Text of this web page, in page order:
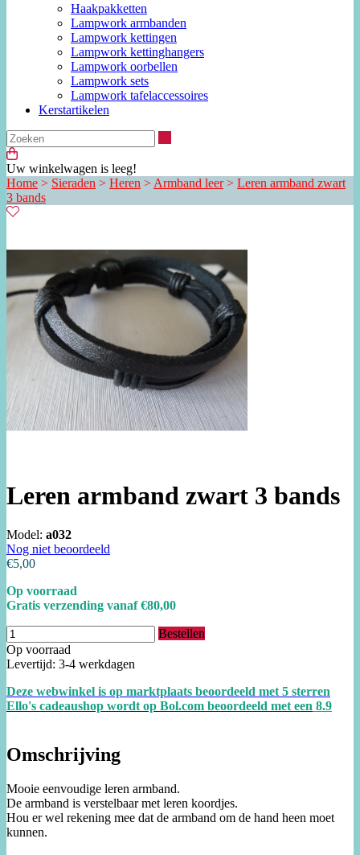
Haakpakketten
Lampwork armbanden
Lampwork kettingen
Lampwork kettinghangers
Lampwork oorbellen
Lampwork sets
Lampwork tafelaccessoires
Kerstartikelen
Uw winkelwagen is leeg!
Home > Sieraden > Heren > Armband leer> Leren armband zwart
3 bands
Leren armband zwart 3 bands
Model: a032
Nog niet beoordeeld
€5,00
Op voorraad
Gratis verzending vanaf €80,00
Bestellen
Op voorraad
Levertijd: 3-4 werkdagen
Deze webwinkel is op marktplaats beoordeeld met 5 sterren
Ello's cadeaushop wordt op Bol.com beoordeeld met een 8.9
Omschrijving
Mooie eenvoudige leren armband.
De armband is verstelbaar met leren koordjes.
Hou er wel rekening mee dat de armband om de hand heen moet
kunnen.